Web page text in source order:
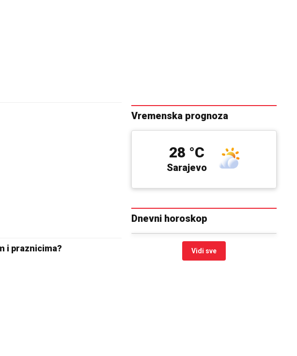
i praznicima?
Vremenska prognoza
Sarajevo
28 °C
Dnevni horoskop
Vidi sve